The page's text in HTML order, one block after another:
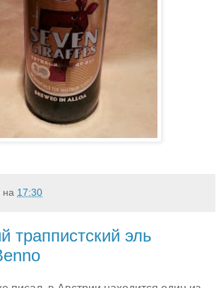
на 17:30
траппистский эль